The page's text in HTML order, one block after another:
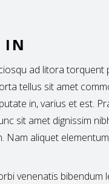
IN
ad litora torquent
tellus sit amet
in, varius et est.
sit amet dignissim
Nam aliquet elementum
venenatis bibendum